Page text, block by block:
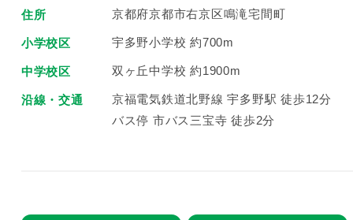
住所 京都府京都市右京区鳴滝宅間町
小学校区 宇多野小学校 約700m
中学校区 双ヶ丘中学校 約1900m
沿線・交通
京福電気鉄道北野線 宇多野駅 徒歩12分
バス停 市バス三宝寺 徒歩2分